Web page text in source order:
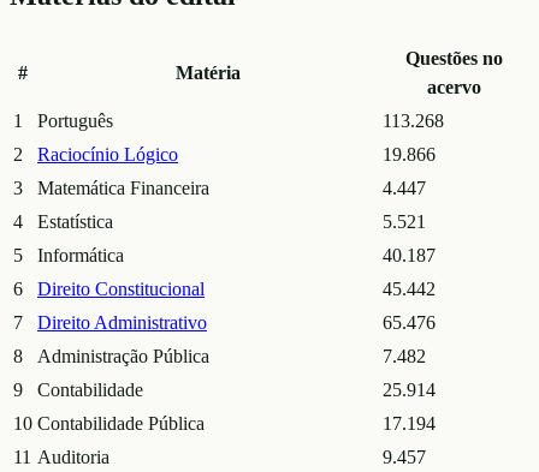
# Matéria
Questões no
acervo
1
Português
113.268
2
Raciocínio Lógico
19.866
3
Matemática Financeira
4.447
4
Estatística
5.521
5
Informática
40.187
6
Direito Constitucional
45.442
7
Direito Administrativo
65.476
8
Administração Pública
7.482
9
Contabilidade
25.914
10 Contabilidade Pública
17.194
11 Auditoria
9.457